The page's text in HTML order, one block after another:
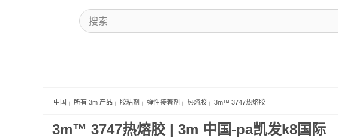
中国 所有 3m 产品 胶粘剂 弹性接着剂 热熔胶 3m™ 3747热熔胶
3m™ 3747热熔胶 | 3m 中国-pa凯发k8国际